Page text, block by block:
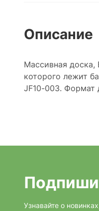
Описание
Массивная доска,
которого лежит
JF10-003. Формат
Узнавайте о